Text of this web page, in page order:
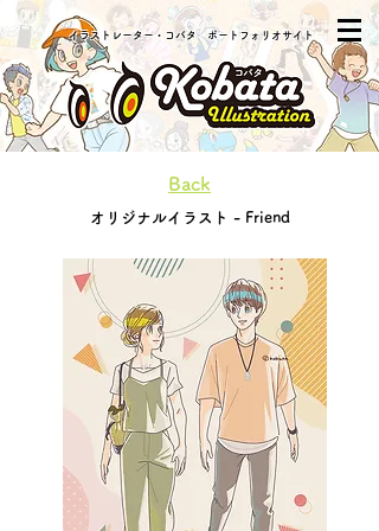
​イラストレーター・コバタ ポートフォリオサイト
Back
オリジナルイラスト - Friend